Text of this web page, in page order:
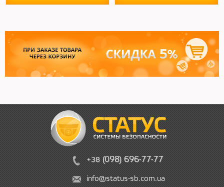
+38(098)696-77-77
info@status-sb.com.ua